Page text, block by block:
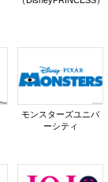
モンスターズユニバ
ーシティ